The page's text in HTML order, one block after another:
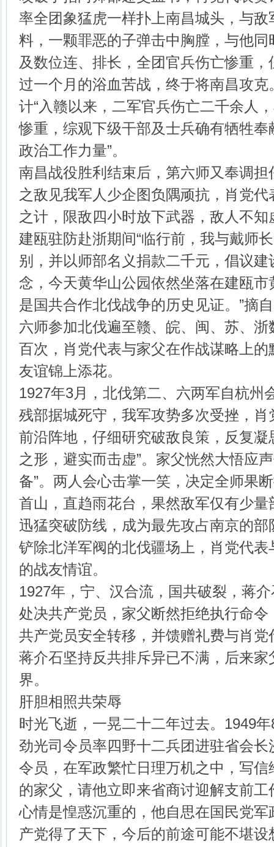
率全团象猛虎一样扑上南昌城头，与
料，一颗罪恶的子弹击中胸膛，与他
及数位连、排长，全团官兵伤亡惨重
过一个月的浴血苦战，终于将南昌攻
计“入赣以来，二军官兵伤亡二千余人
惨重，综观下级干部及士兵确有牺牲
政治工作力量”。
南昌战役胜利结束后，第六师又奉调
之敌见我军人少企图负隅顽抗，肖党
之计，限敌四小时放下武器，敌人不
建瓯驻防赴浙期间“临行前，我与戴师
别，并以师部名义捐款二千元，倡议
念，今天黄华山公园依然坐落在建瓯
是国共合作北伐战争的历史见证。”摘
六师参加北伐遍至赣、皖、闽、苏、
百次，肖党代表与家父在作战谋略上
友谊锦上添花。
1927年3月，北伐第二、六两军自杭州
残部据城死守，我军攻势多次受挫，
前沿阵地，仔细研究破敌良策，反复凝
之形，避实而击虚”。家父恍然大悟应
备”。两人会心击掌一笑，决定全师果
首山，直趋雨花台，果然敌军仅有少
迅猛突破防线，成为最先攻占南京的
铲除北洋军阀的北伐疆场上，肖党代
的战友情谊。
1927年，宁、汉合流，国共破裂，蒋介
处决共产党员，家父断然拒绝执行命
共产党员安全转移，并馈赠礼费与肖
蒋介石坚持反共排斥异已不满，后来
界。
肝胆相照共荣辱
时光飞逝，一晃二十二年过去。1949
劲光司令员率四野十二兵团进驻省会
令员，在军政繁忙日理万机之中，写
的家父，请他立即来省商讨迎解支前
心情是惶惑沉重的，他自思在国民党
产党得了天下，今后的前途可能不堪